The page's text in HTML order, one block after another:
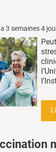
3 semaines 4